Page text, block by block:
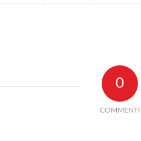
0
COMMENTI